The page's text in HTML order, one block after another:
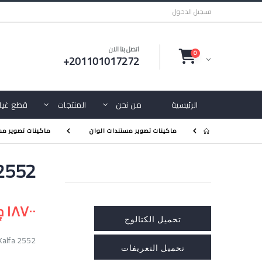
تسجيل الدخول
اتصل بنا الان
+201101017272 0
الرئيسية من نحن المنتجات قطع
ماكينات تصوير مستندات الوان ماكينات تصوير
١٨٧٠٠ ج.م
2552
تحميل الكتالوج
تحميل التعريفات